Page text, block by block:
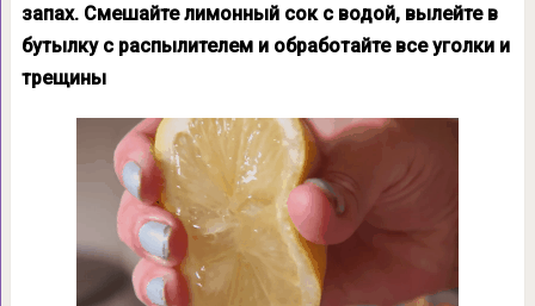
запах. Смешайте лимонный сок с водой, вылейте в
бутылку с распылителем и обработайте все уголки и
трещины